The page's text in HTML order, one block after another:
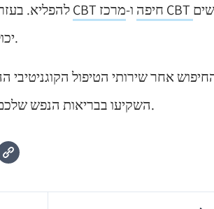
CBT חיפה ו-
יכולים לצאת למסע לשיפור רווחתם הנפשית.
אחר שירותי הטיפול הקוגניטיבי
השקיעו בבריאות הנפש שלכם והתענגו על חיים מספקים ומאוזנים יותר.